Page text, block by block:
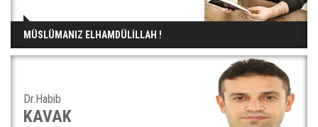
MÜSLÜMANIZ ELHAMDÜLİLLAH !
Dr.Habib
KAVAK